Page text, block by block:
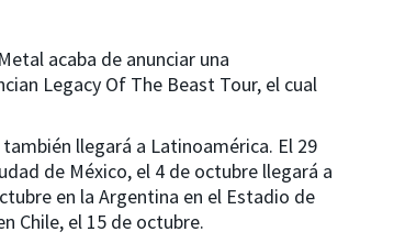
acaba de anunciar una
Legacy Of The Beast Tour, el cual
llegará a Latinoamérica. El 29
de México, el 4 de octubre llegará a
en la Argentina en el Estadio de
Chile, el 15 de octubre.